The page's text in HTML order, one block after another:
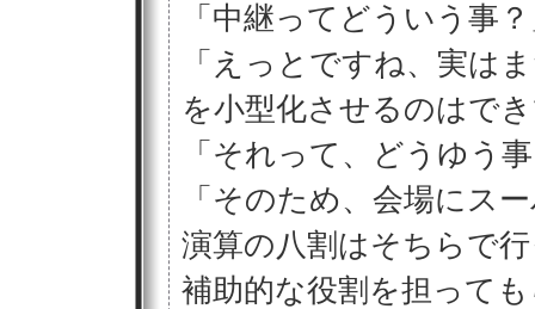
「中継ってどういう事
「えっとですね、実は
を小型化させるのはで
「それって、どうゆう
「そのため、会場にス
演算の八割はそちらで
補助的な役割を担って